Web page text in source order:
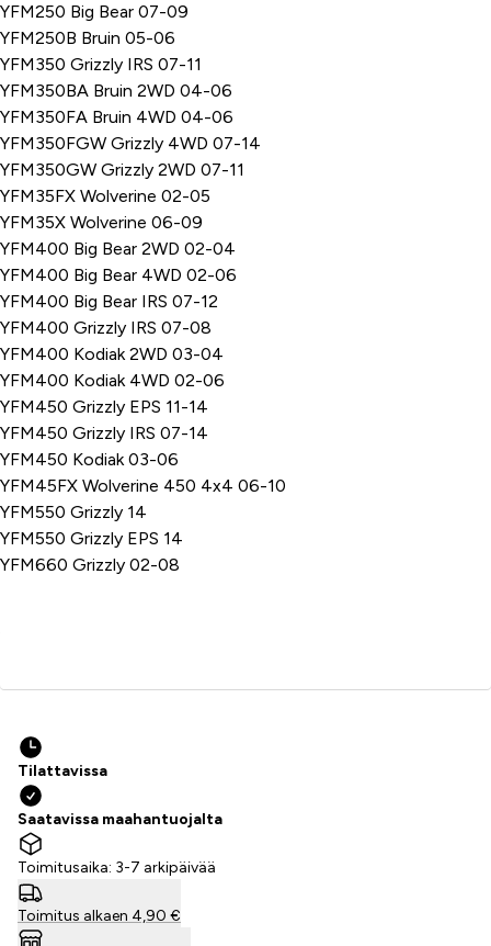
YFM250 Big Bear 07-09
YFM250B Bruin 05-06
YFM350 Grizzly IRS 07-11
YFM350BA Bruin 2WD 04-06
YFM350FA Bruin 4WD 04-06
YFM350FGW Grizzly 4WD 07-14
YFM350GW Grizzly 2WD 07-11
YFM35FX Wolverine 02-05
YFM35X Wolverine 06-09
YFM400 Big Bear 2WD 02-04
YFM400 Big Bear 4WD 02-06
YFM400 Big Bear IRS 07-12
YFM400 Grizzly IRS 07-08
YFM400 Kodiak 2WD 03-04
YFM400 Kodiak 4WD 02-06
YFM450 Grizzly EPS 11-14
YFM450 Grizzly IRS 07-14
YFM450 Kodiak 03-06
YFM45FX Wolverine 450 4x4 06-10
YFM550 Grizzly 14
YFM550 Grizzly EPS 14
YFM660 Grizzly 02-08
Tilattavissa
Saatavissa maahantuojalta
Toimitusaika: 3-7 arkipäivää
Toimitus alkaen 4,90 €